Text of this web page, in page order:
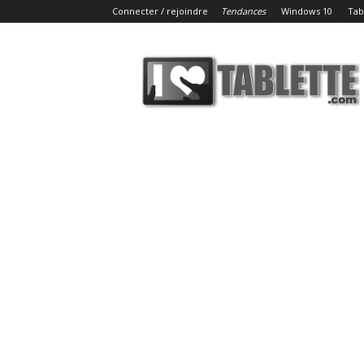
Connecter / rejoindre Tendances Windows 10